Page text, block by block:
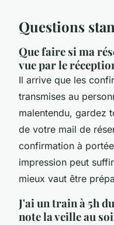
Questions
Que faire si ma
vue par le
Il arrive que les
transmises au
malentendu, gardez
de votre mail de
confirmation à
impression peut
mieux vaut être
J'ai un train à 5h
note la veille au